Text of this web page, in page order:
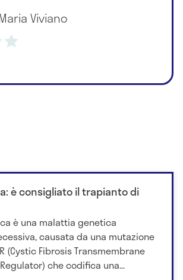
Viviano
è consigliato il trapianto di
è una malattia genetica
causata da una mutazione
(Cystic Fibrosis Transmembrane
che codifica una...